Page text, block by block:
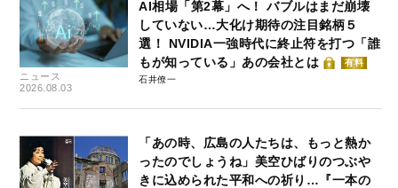
ニュース
2026.08.03
AI相場「第2幕」へ！ バブルはまだ崩壊
していない…大化け期待の注目銘柄５
選！ NVIDIA一強時代に終止符を打つ「誰
もが知っている」あの会社とは
有料
石井僚一
「あの時、広島の人たちは、もっと熱か
ったのでしょうね」美空ひばりのつぶや
きに込められた平和への祈り…『一本の